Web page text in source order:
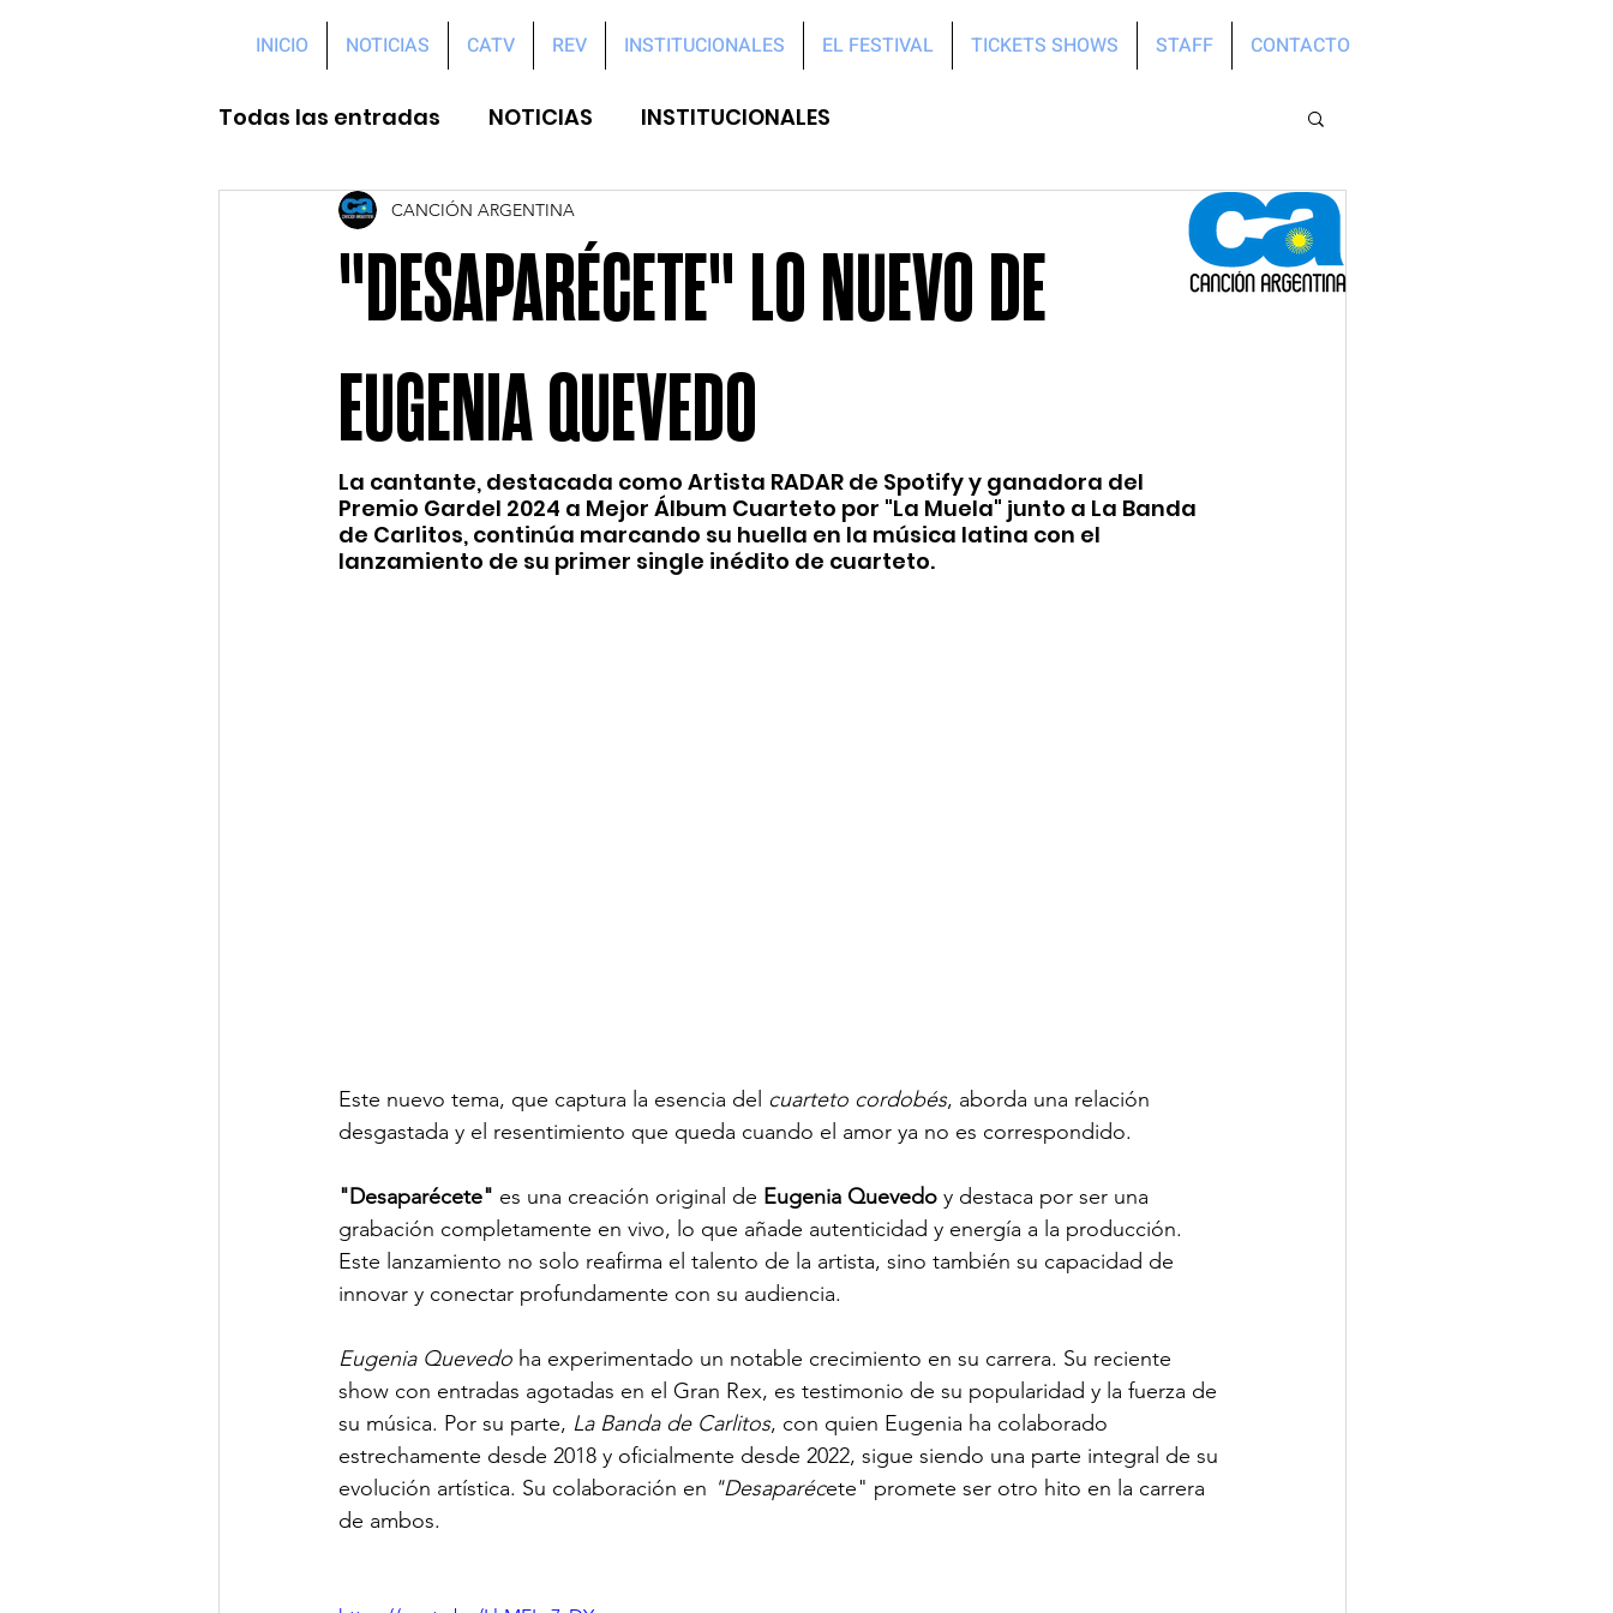
INICIO NOTICIAS CATV REV INSTITUCIONALES EL FESTIVAL TICKETS SHOWS STAFF CONTACTO
Todas las entradas NOTICIAS INSTITUCIONALES
"DESAPARÉCETE" LO NUEVO DE
EUGENIA QUEVEDO
CANCIÓN ARGENTINA
La cantante, destacada como Artista RADAR de Spotify y ganadora del
Premio Gardel 2024 a Mejor Álbum Cuarteto por "La Muela" junto a La Banda
de Carlitos, continúa marcando su huella en la música latina con el
lanzamiento de su primer single inédito de cuarteto.
Este nuevo tema, que captura la esencia del cuarteto cordobés, aborda una relación
desgastada y el resentimiento que queda cuando el amor ya no es correspondido.
"Desaparécete" es una creación original de Eugenia Quevedo y destaca por ser una
grabación completamente en vivo, lo que añade autenticidad y energía a la producción.
Este lanzamiento no solo reafirma el talento de la artista, sino también su capacidad de
innovar y conectar profundamente con su audiencia.
Eugenia Quevedo ha experimentado un notable crecimiento en su carrera. Su reciente
show con entradas agotadas en el Gran Rex, es testimonio de su popularidad y la fuerza de
su música. Por su parte, La Banda de Carlitos, con quien Eugenia ha colaborado
estrechamente desde 2018 y oficialmente desde 2022, sigue siendo una parte integral de su
evolución artística. Su colaboración en "Desaparécete" promete ser otro hito en la carrera
de ambos.